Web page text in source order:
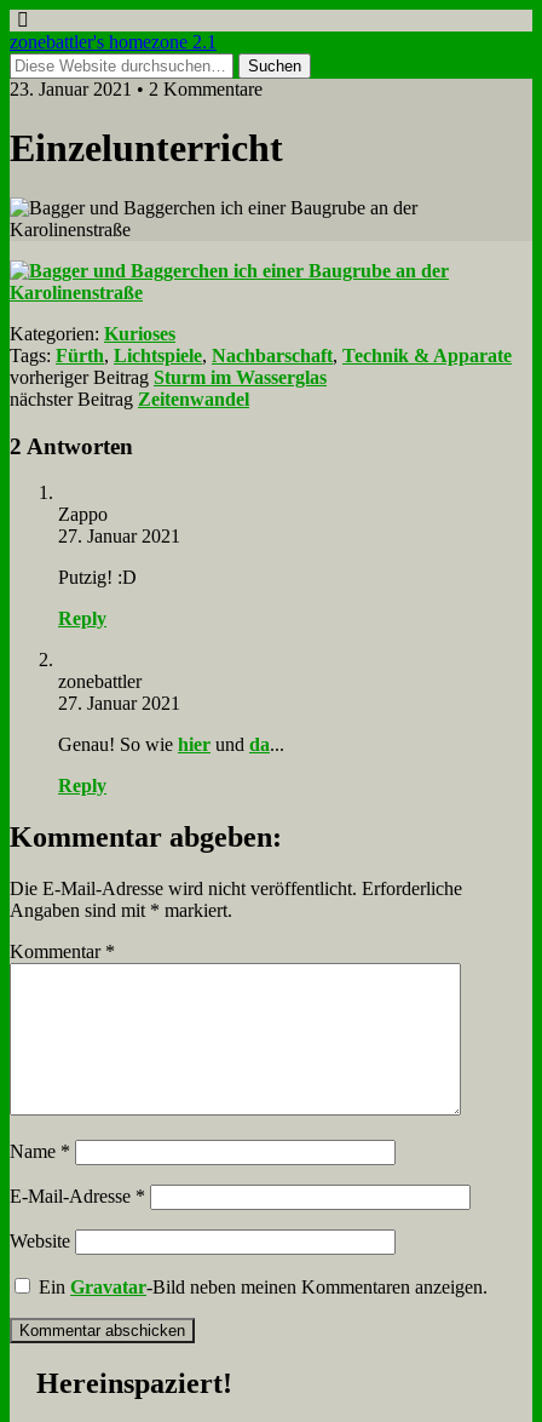
zonebattler's homezone 2.1
23. Januar 2021 • 2 Kommentare
Ein­zel­un­ter­richt
Kategorien: Kurioses
Tags: Fürth, Lichtspiele, Nachbarschaft, Technik & Apparate
vorheriger Beitrag Sturm im Wasserglas
nächster Beitrag Zeitenwandel
2 Antworten
Zap­po
27. Januar 2021
Put­zig! :D
Reply
zone­batt­ler
27. Januar 2021
Ge­nau! So wie hier und da...
Reply
Kommentar abgeben:
Die E-Mail-Adresse wird nicht veröffentlicht. Erforderliche
Angaben sind mit * markiert.
Kommentar *
Name *
E-Mail-Adresse *
Website
EinGravatar-Bild neben meinen Kommentaren anzeigen.
Her­ein­spa­ziert!